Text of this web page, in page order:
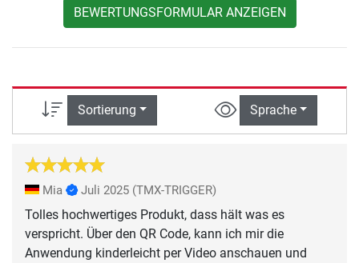
BEWERTUNGSFORMULAR ANZEIGEN
Sortierung Sprache
Mia Juli 2025 (TMX-TRIGGER)
Tolles hochwertiges Produkt, dass hält was es
verspricht. Über den QR Code, kann ich mir die
Anwendung kinderleicht per Video anschauen und